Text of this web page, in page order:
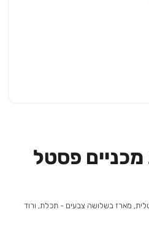
מארז בשלושה צבעים - תכלת, ורוד